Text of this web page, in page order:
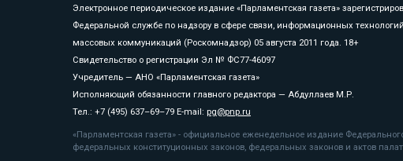
Электронное периодическое издание «Парламентская газета»
Федеральной службе по надзору в сфере связи, информационных
массовых коммуникаций (Роскомнадзор) 05 августа 2011 года. 18+
Свидетельство о регистрации Эл № ФС77-46097
Учредитель — АНО «Парламентская газета»
Исполняющий обязанности главного редактора — Абдуллаев М.Р.
Тел.: +7 (495) 637–69–79 E-mail: pg@pnp.ru
«Парламентская газета» - официальное еженедельное издание
федеральных конституционных законов, федеральных законов и актов